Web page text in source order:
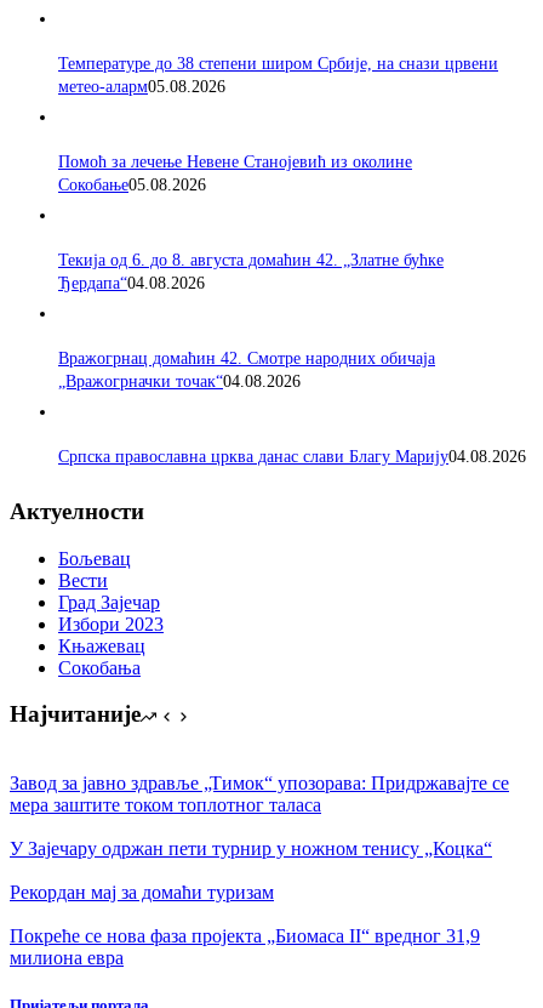
Температуре до 38 степени широм Србије, на снази црвени
метео-аларм05.08.2026
Помоћ за лечење Невене Станојевић из околине
Сокобање05.08.2026
Текија од 6. до 8. августа домаћин 42. „Златне бућке
Ђердапа“04.08.2026
Вражогрнац домаћин 42. Смотре народних обичаја
„Вражогрначки точак“04.08.2026
Српска православна црква данас слави Благу Марију04.08.2026
Актуелности
Бољевац
Вести
Град Зајечар
Избори 2023
Књажевац
Сокобања
Најчитаније
Завод за јавно здравље „Тимок“ упозорава: Придржавајте се
мера заштите током топлотног таласа
У Зајечару одржан пети турнир у ножном тенису „Коцка“
Рекордан мај за домаћи туризам
Покреће се нова фаза пројекта „Биомаса II“ вредног 31,9
милиона евра